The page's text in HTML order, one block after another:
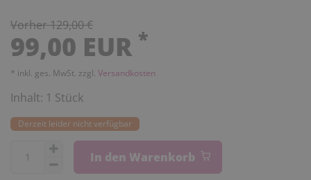
Vorher 129,00 €
99,00 EUR *
* inkl. ges. MwSt. zzgl. Versandkosten
Inhalt: 1 Stück
Derzeit leider nicht verfügbar
In den Warenkorb